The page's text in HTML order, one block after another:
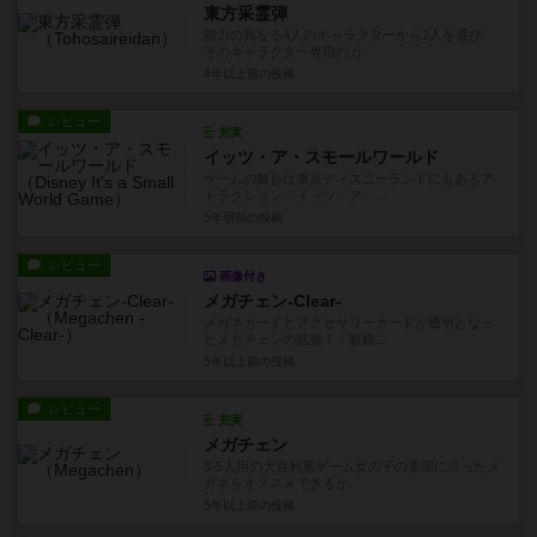
東方采霊弾
レビュー
充実
イッツ・ア・スモールワールド
レビュー
画像付き
メガチェン-Clear-
レビュー
充実
メガチェン